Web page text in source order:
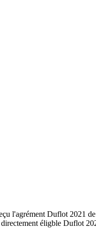
l'agrément Duflot 2021
éligble Duflot